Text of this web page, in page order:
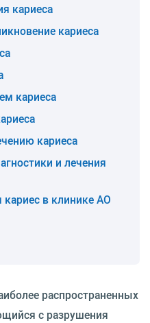
кариеса
кариеса
кариеса
кариеса
и лечения
в клинике АО
распространенных
с разрушения